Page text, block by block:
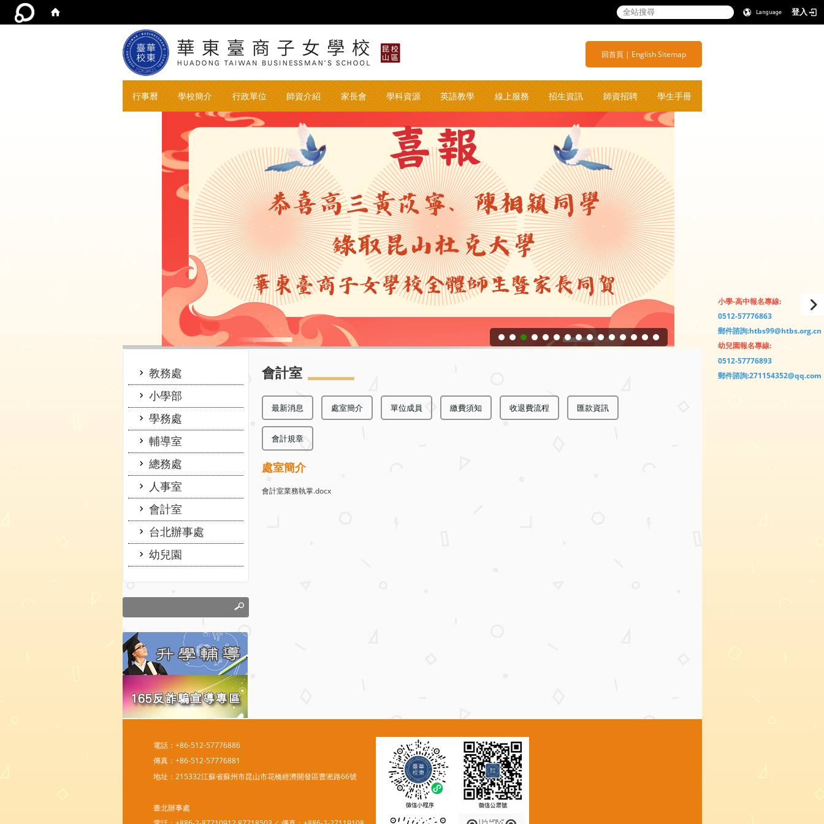
Language 登入
回首頁| English Sitemap
行事曆 學校簡介 行政單位 師資介紹 家長會 學科資源 英語教學 線上服務 招生資訊 師資招聘 學生手冊
小學-高中報名專線:
0512-57776863
郵件諮詢:htbs99@htbs.org.cn
幼兒園報名專線:
0512-57776893
郵件諮詢:271154352@qq.com
教務處
小學部
學務處
輔導室
總務處
人事室
會計室
台北辦事處
幼兒園
會計室
最新消息 處室簡介 單位成員 繳費須知 收退費流程 匯款資訊
會計規章
處室簡介
會計室業務執掌.docx
電話：+86-512-57776886
傳真：+86-512-57776881
地址：215332江蘇省蘇州市昆山市花橋經濟開發區曹淞路66號
臺北辦事處